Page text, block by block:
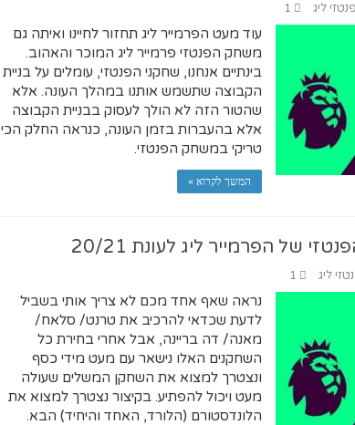
פנטזי ליג 1
עוד מעט הפרמייר ליג תחזור לחיינו ואיתה גם
משחק הפנטזי פרמייר ליג המוכר והאהוב.
בינתיים אנחנו, שחקני הפנטזי, עומלים על בניית
הקבוצה שתשמש אותנו במהלך העונה. אלא
שהטור הזה לא הולך לעסוק בבניית הקבוצה
אלא בהעברות בזמן העונה, כנראה החלק הכי
טריקי במשחק הפנטזי.
המשך לקרוא »
של הפרמייר ליג לעונת 20/21
ליג 1
נראה שאף אחד מכם לא צריך אותי בשביל
לדעת שכדאי להרכיב את טרנט/ סלאח/
מאנה/ דה בריינה, אבל אחרי בחירת כל
השחקנים האלו נישאר עם מעט מידי כסף
ונצטרך למצוא את השחקן המשלים שעולה
מעט ויכול להפתיע. בקיצור נצטרך למצוא את
הלונדסטורם (הלורד, האחד והיחיד) הבא.